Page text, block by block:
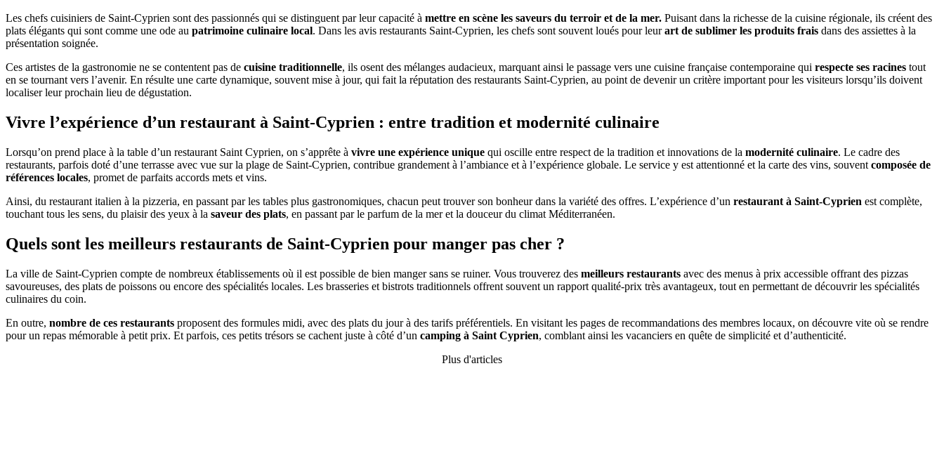
Les chefs cuisiniers de Saint-Cyprien sont des passionnés qui se distinguent par leur capacité à mettre en scène les saveurs du terroir et de la mer. Puisant dans la richesse de la cuisine régionale, ils créent des
plats élégants qui sont comme une ode au patrimoine culinaire local. Dans les avis restaurants Saint-Cyprien, les chefs sont souvent loués pour leurart de sublimer les produits frais dans des assiettes à la
présentation soignée.
Ces artistes de la gastronomie ne se contentent pas de cuisine traditionnelle, ils osent des mélanges audacieux, marquant ainsi le passage vers une cuisine française contemporaine qui respecte ses racines tout
en se tournant vers l’avenir. En résulte une carte dynamique, souvent mise à jour, qui fait la réputation des restaurants Saint-Cyprien, au point de devenir un critère important pour les visiteurs lorsqu’ils doivent
localiser leur prochain lieu de dégustation.
Vivre l’expérience d’un restaurant à Saint-Cyprien : entre tradition et modernité culinaire
Lorsqu’on prend place à la table d’un restaurant Saint Cyprien, on s’apprête à vivre une expérience unique qui oscille entre respect de la tradition et innovations de la modernité culinaire. Le cadre des
restaurants, parfois doté d’une terrasse avec vue sur la plage de Saint-Cyprien, contribue grandement à l’ambiance et à l’expérience globale. Le service y est attentionné et la carte des vins, souvent composée de
références locales, promet de parfaits accords mets et vins.
Ainsi, du restaurant italien à la pizzeria, en passant par les tables plus gastronomiques, chacun peut trouver son bonheur dans la variété des offres. L’expérience d’un restaurant à Saint-Cyprien est complète,
touchant tous les sens, du plaisir des yeux à la saveur des plats, en passant par le parfum de la mer et la douceur du climat Méditerranéen.
Quels sont les meilleurs restaurants de Saint-Cyprien pour manger pas cher ?
La ville de Saint-Cyprien compte de nombreux établissements où il est possible de bien manger sans se ruiner. Vous trouverez des meilleurs restaurants avec des menus à prix accessible offrant des pizzas
savoureuses, des plats de poissons ou encore des spécialités locales. Les brasseries et bistrots traditionnels offrent souvent un rapport qualité-prix très avantageux, tout en permettant de découvrir les spécialités
culinaires du coin.
En outre, nombre de ces restaurants proposent des formules midi, avec des plats du jour à des tarifs préférentiels. En visitant les pages de recommandations des membres locaux, on découvre vite où se rendre
pour un repas mémorable à petit prix. Et parfois, ces petits trésors se cachent juste à côté d’un camping à Saint Cyprien, comblant ainsi les vacanciers en quête de simplicité et d’authenticité.
Plus d'articles